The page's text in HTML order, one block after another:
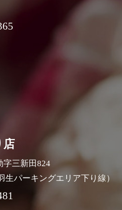
店
字三新田824
生パーキングエリア下り線）